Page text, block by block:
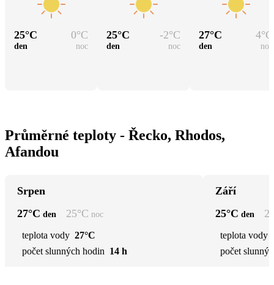
25°C 0°C
den noc
25°C -2°C
den noc
27°C 4°C
den noc
Průměrné teploty - Řecko, Rhodos,
Afandou
Srpen
27°C den 25°C noc
teplota vody 27°C
počet slunných hodin 14 h
Září
25°C den
teplota vody
počet